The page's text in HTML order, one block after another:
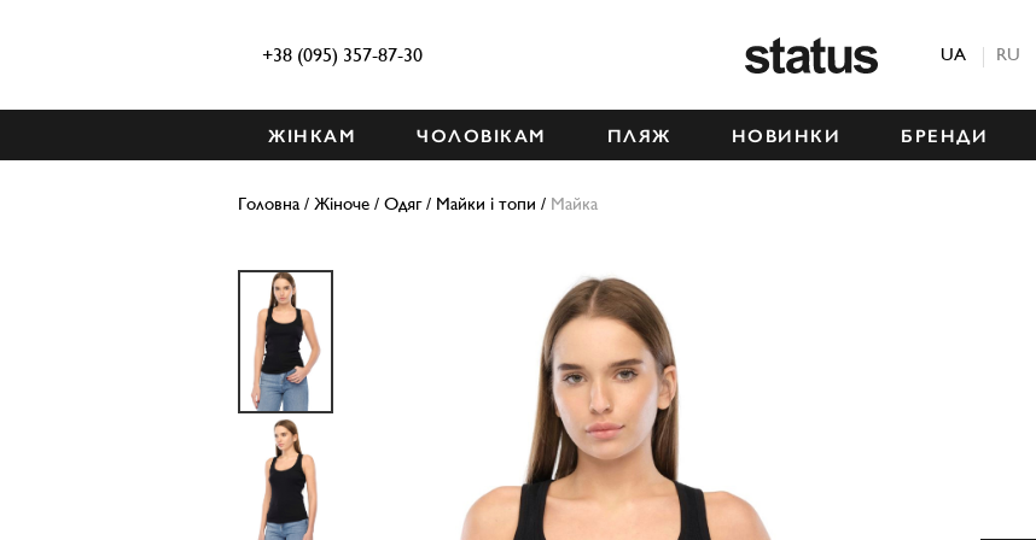
+38 (095) 357-87-30 UA RU
ЖІНКАМ ЧОЛОВІКАМ ПЛЯЖ НОВИНКИ БРЕНДИ
Головна / Жіноче / Одяг/ Майки і топи / Майка